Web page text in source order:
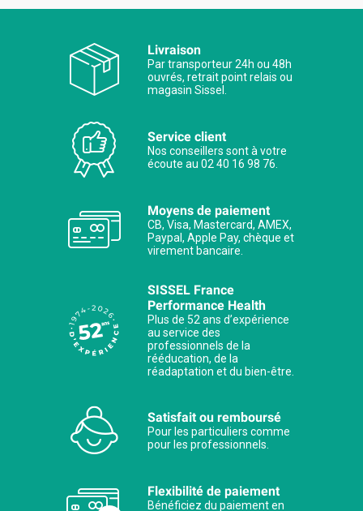
Livraison
Par transporteur 24h ou 48h
ouvrés, retrait point relais ou
magasin Sissel.
Service client
Nos conseillers sont à votre
écoute au 02 40 16 98 76.
Moyens de paiement
CB, Visa, Mastercard, AMEX,
Paypal, Apple Pay, chèque et
virement bancaire.
SISSEL France
Performance Health
Plus de 52 ans d’expérience
au service des
professionnels de la
rééducation, de la
réadaptation et du bien-être.
Satisfait ou remboursé
Pour les particuliers comme
pour les professionnels.
Flexibilité de paiement
Bénéficiez du paiement en